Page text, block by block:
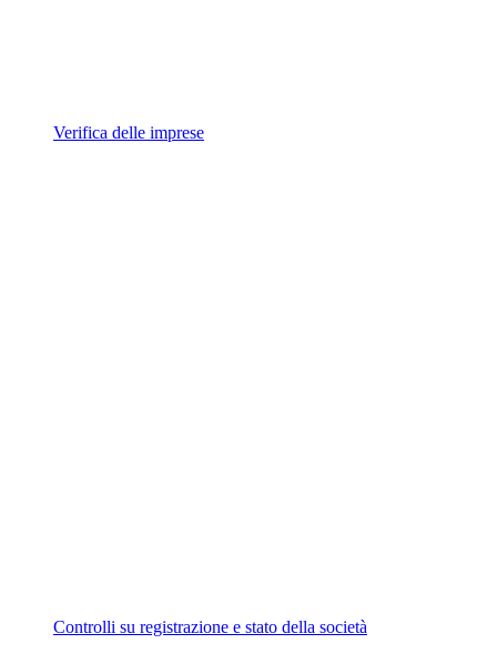
Verifica delle imprese
Controlli su registrazione e stato della società